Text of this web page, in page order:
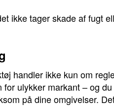
ikke tager skade af fugt
handler ikke kun om
ulykker markant – og
på dine omgivelser.